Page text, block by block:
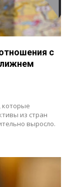
с
которые
из стран
выросло.